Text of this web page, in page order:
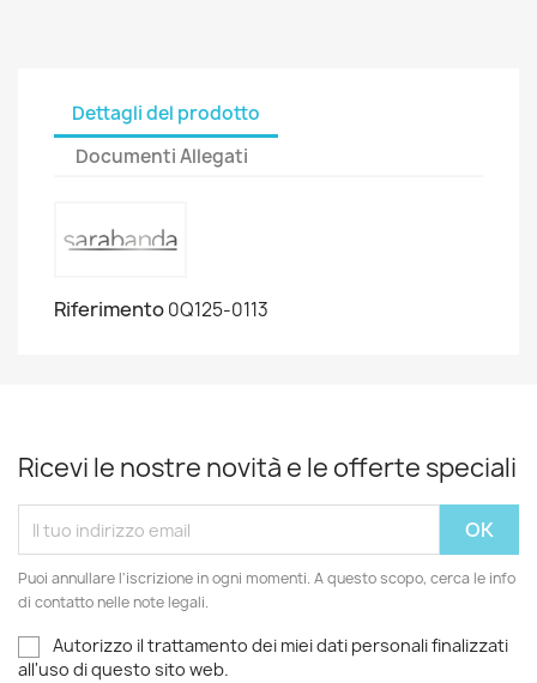
Dettagli del prodotto
Documenti Allegati
Riferimento0Q125-0113
Ricevi le nostre novità e le offerte speciali
Puoi annullare l'iscrizione in ogni momenti. A questo scopo, cerca le info
di contatto nelle note legali.
Autorizzo il trattamento dei miei dati personali finalizzati
all'uso di questo sito web.